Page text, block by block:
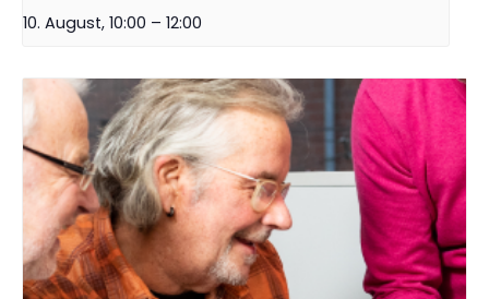
10. August, 10:00 – 12:00